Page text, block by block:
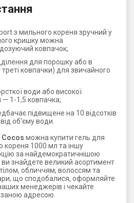
з мильного кореня зручний у
кришку можна
ковпачок;
для порошку або в
ковпачки) для звичайного
води або високої
— 1-1,5 ковпачка;
підвищене на 10 відсотків
об'єму води.
можна купити гель для
кореня 1000 мл та іншу
за найдемократичнішою
ви знайдете великий асортимент
обличчям, волоссям та
що сподобалися, оформляйте
менеджерів і чекайте
адресою.